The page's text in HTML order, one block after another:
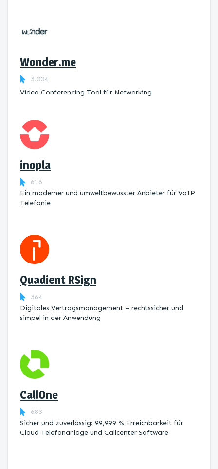
Wonder.me
3.004
Video Conferencing Tool für Networking
inopla
616
Ein moderner und umweltbewusster Anbieter für VoIP
Telefonie
Quadient RSign
364
Digitales Vertragsmanagement – rechtssicher und
simpel in der Anwendung
CallOne
683
Sicher und zuverlässig: 99,999 % Erreichbarkeit für
Cloud Telefonanlage und Callcenter Software